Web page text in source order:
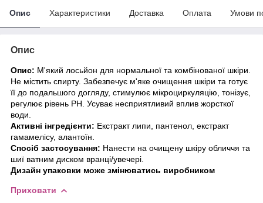
Опис Характеристики Доставка Оплата Умови
Опис
Опис: М'який лосьйон для нормальної та комбінованої шкіри.
Не містить спирту. Забезпечує м'яке очищення шкіри та готує
її до подальшого догляду, стимулює мікроциркуляцію, тонізує,
регулює рівень РН. Усуває несприятливий вплив жорсткої
води.
Активні інгредієнти: Екстракт липи, пантенол, екстракт
гамамелісу, алантоїн.
Спосіб застосування: Нанести на очищену шкіру обличчя та
шиї ватним диском вранці/увечері.
Дизайн упаковки може змінюватись виробником
Приховати